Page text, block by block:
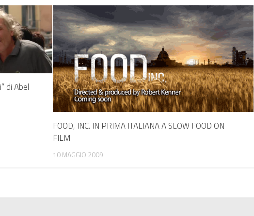
di Abel
FOOD, INC. IN PRIMA ITALIANA A SLOW FOOD ON
FILM
10 MAGGIO 2009